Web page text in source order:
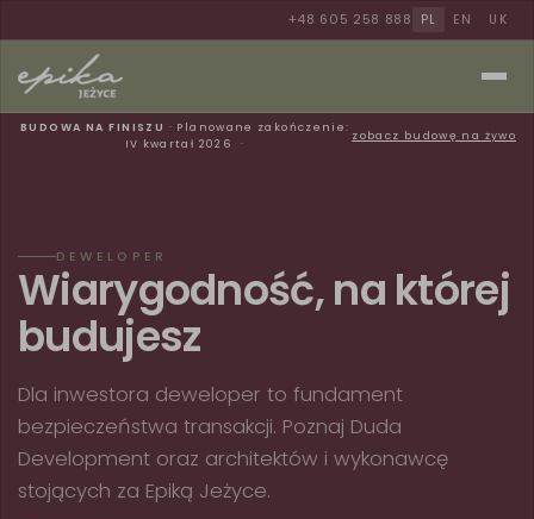
+48 605 258 888 PL EN UK
BUDOWA NA FINISZU · Planowane zakończenie:
IV kwartał 2026
zobacz budowę na żywo
DEWELOPER
Wiarygodność, na której
budujesz
Dla inwestora deweloper to fundament
bezpieczeństwa transakcji. Poznaj Duda
Development oraz architektów i wykonawcę
stojących za Epiką Jeżyce.